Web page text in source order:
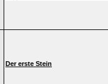
Der erste Stein